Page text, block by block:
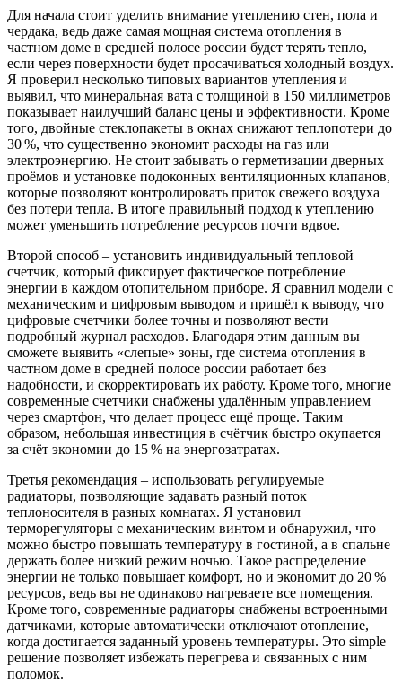
Для начала стоит уделить внимание утеплению стен, пола и
чердака, ведь даже самая мощная система отопления в
частном доме в средней полосе россии будет терять тепло,
если через поверхности будет просачиваться холодный воздух.
Я проверил несколько типовых вариантов утепления и
выявил, что минеральная вата с толщиной в 150 миллиметров
показывает наилучший баланс цены и эффективности. Кроме
того, двойные стеклопакеты в окнах снижают теплопотери до
30 %, что существенно экономит расходы на газ или
электроэнергию. Не стоит забывать о герметизации дверных
проёмов и установке подоконных вентиляционных клапанов,
которые позволяют контролировать приток свежего воздуха
без потери тепла. В итоге правильный подход к утеплению
может уменьшить потребление ресурсов почти вдвое.
Второй способ – установить индивидуальный тепловой
счетчик, который фиксирует фактическое потребление
энергии в каждом отопительном приборе. Я сравнил модели с
механическим и цифровым выводом и пришёл к выводу, что
цифровые счетчики более точны и позволяют вести
подробный журнал расходов. Благодаря этим данным вы
сможете выявить «слепые» зоны, где система отопления в
частном доме в средней полосе россии работает без
надобности, и скорректировать их работу. Кроме того, многие
современные счетчики снабжены удалённым управлением
через смартфон, что делает процесс ещё проще. Таким
образом, небольшая инвестиция в счётчик быстро окупается
за счёт экономии до 15 % на энергозатратах.
Третья рекомендация – использовать регулируемые
радиаторы, позволяющие задавать разный поток
теплоносителя в разных комнатах. Я установил
терморегуляторы с механическим винтом и обнаружил, что
можно быстро повышать температуру в гостиной, а в спальне
держать более низкий режим ночью. Такое распределение
энергии не только повышает комфорт, но и экономит до 20 %
ресурсов, ведь вы не одинаково нагреваете все помещения.
Кроме того, современные радиаторы снабжены встроенными
датчиками, которые автоматически отключают отопление,
когда достигается заданный уровень температуры. Это simple
решение позволяет избежать перегрева и связанных с ним
поломок.